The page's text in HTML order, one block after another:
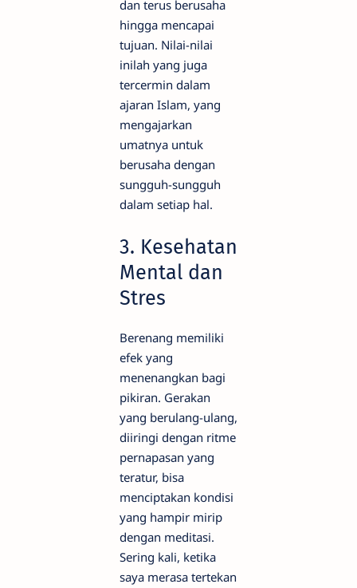
dan terus berusaha
hingga mencapai
tujuan. Nilai-nilai
inilah yang juga
tercermin dalam
ajaran Islam, yang
mengajarkan
umatnya untuk
berusaha dengan
sungguh-sungguh
dalam setiap hal.
3. Kesehatan
Mental dan
Stres
Berenang memiliki
efek yang
menenangkan bagi
pikiran. Gerakan
yang berulang-ulang,
diiringi dengan ritme
pernapasan yang
teratur, bisa
menciptakan kondisi
yang hampir mirip
dengan meditasi.
Sering kali, ketika
saya merasa tertekan